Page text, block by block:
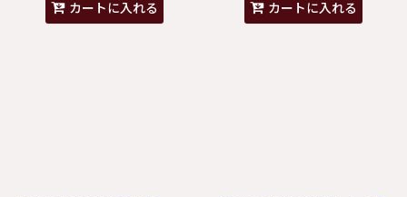
カートに入れる カートに入れる